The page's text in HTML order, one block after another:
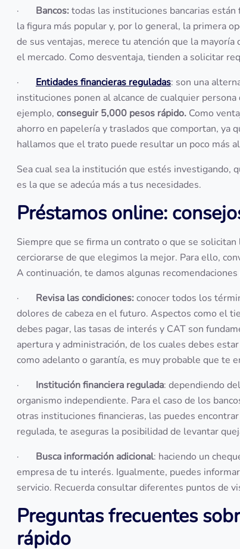
· Bancos:todas las instituciones bancarias
la figura más popular y, por lo general, la primera
de sus ventajas, merece tu atención que la
el mercado. Como desventaja, tienden a solicitar
· Entidades financieras reguladas: son una
instituciones ponen al alcance de cualquier
ejemplo, conseguir 5,000 pesos rápido. Como
ahorro en papelería y traslados que comportan, ya
hallamos que el trato puede resultar un poco más
Sea cual sea la institución que estés investigando,
es la que se adecúa más a tus necesidades.
Préstamos online:
Siempre que se firma un contrato o que se
cerciorarse de que elegimos la mejor. Para ello,
A continuación, te damos algunas
· Revisa las condiciones:conocer todos los
dolores de cabeza en el futuro. Aspectos como el
debes pagar, las tasas de interés y CAT son
apertura y administración, de los cuales debes
como adelanto o garantía, es muy probable que te
· Institución financiera regulada: dependiendo
organismo independiente. Para el caso de los
otras instituciones financieras, las puedes
regulada, te aseguras la posibilidad de levantar
· Busca información adicional: haciendo un
empresa de tu interés. Igualmente, puedes
servicio. Recuerda consultar diferentes puntos de
Preguntas frecuentes
rápido